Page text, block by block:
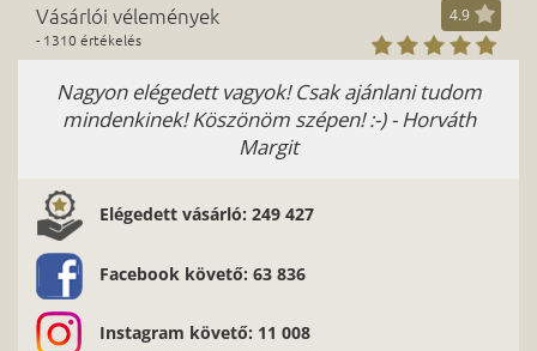
Vásárlói vélemények
- 1310 értékelés
4.9
vagyok! Csak ajánlani tudom
Köszönöm szépen! :-) - Horváth
akartam!
Elégedett vásárló: 249 427
Facebook követő: 63 836
Instagram követő: 11 008